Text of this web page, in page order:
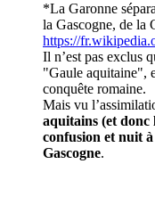
*La Garonne
la Gascogne, de la
https://
Il n’est pas exclus
"Gaule aquitaine",
conquête romaine.
Mais vu
aquitains (et donc
confusion et nuit
Gascogne.